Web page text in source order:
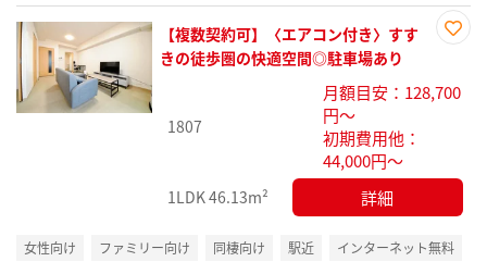
り登
【複数契約可】〈エアコン付き〉すす
きの徒歩圏の快適空間◎駐車場あり
1807
月額目安：128,700
円～
初期費用他：
44,000円～
1LDK46.13m² 詳細
女性向け ファミリー向け 同棲向け 駅近 インターネット無料